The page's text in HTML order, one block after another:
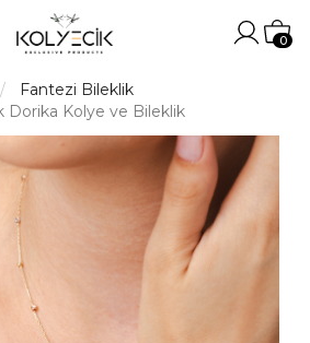
0
Fantezi Bileklik
Dorika Kolye ve Bileklik